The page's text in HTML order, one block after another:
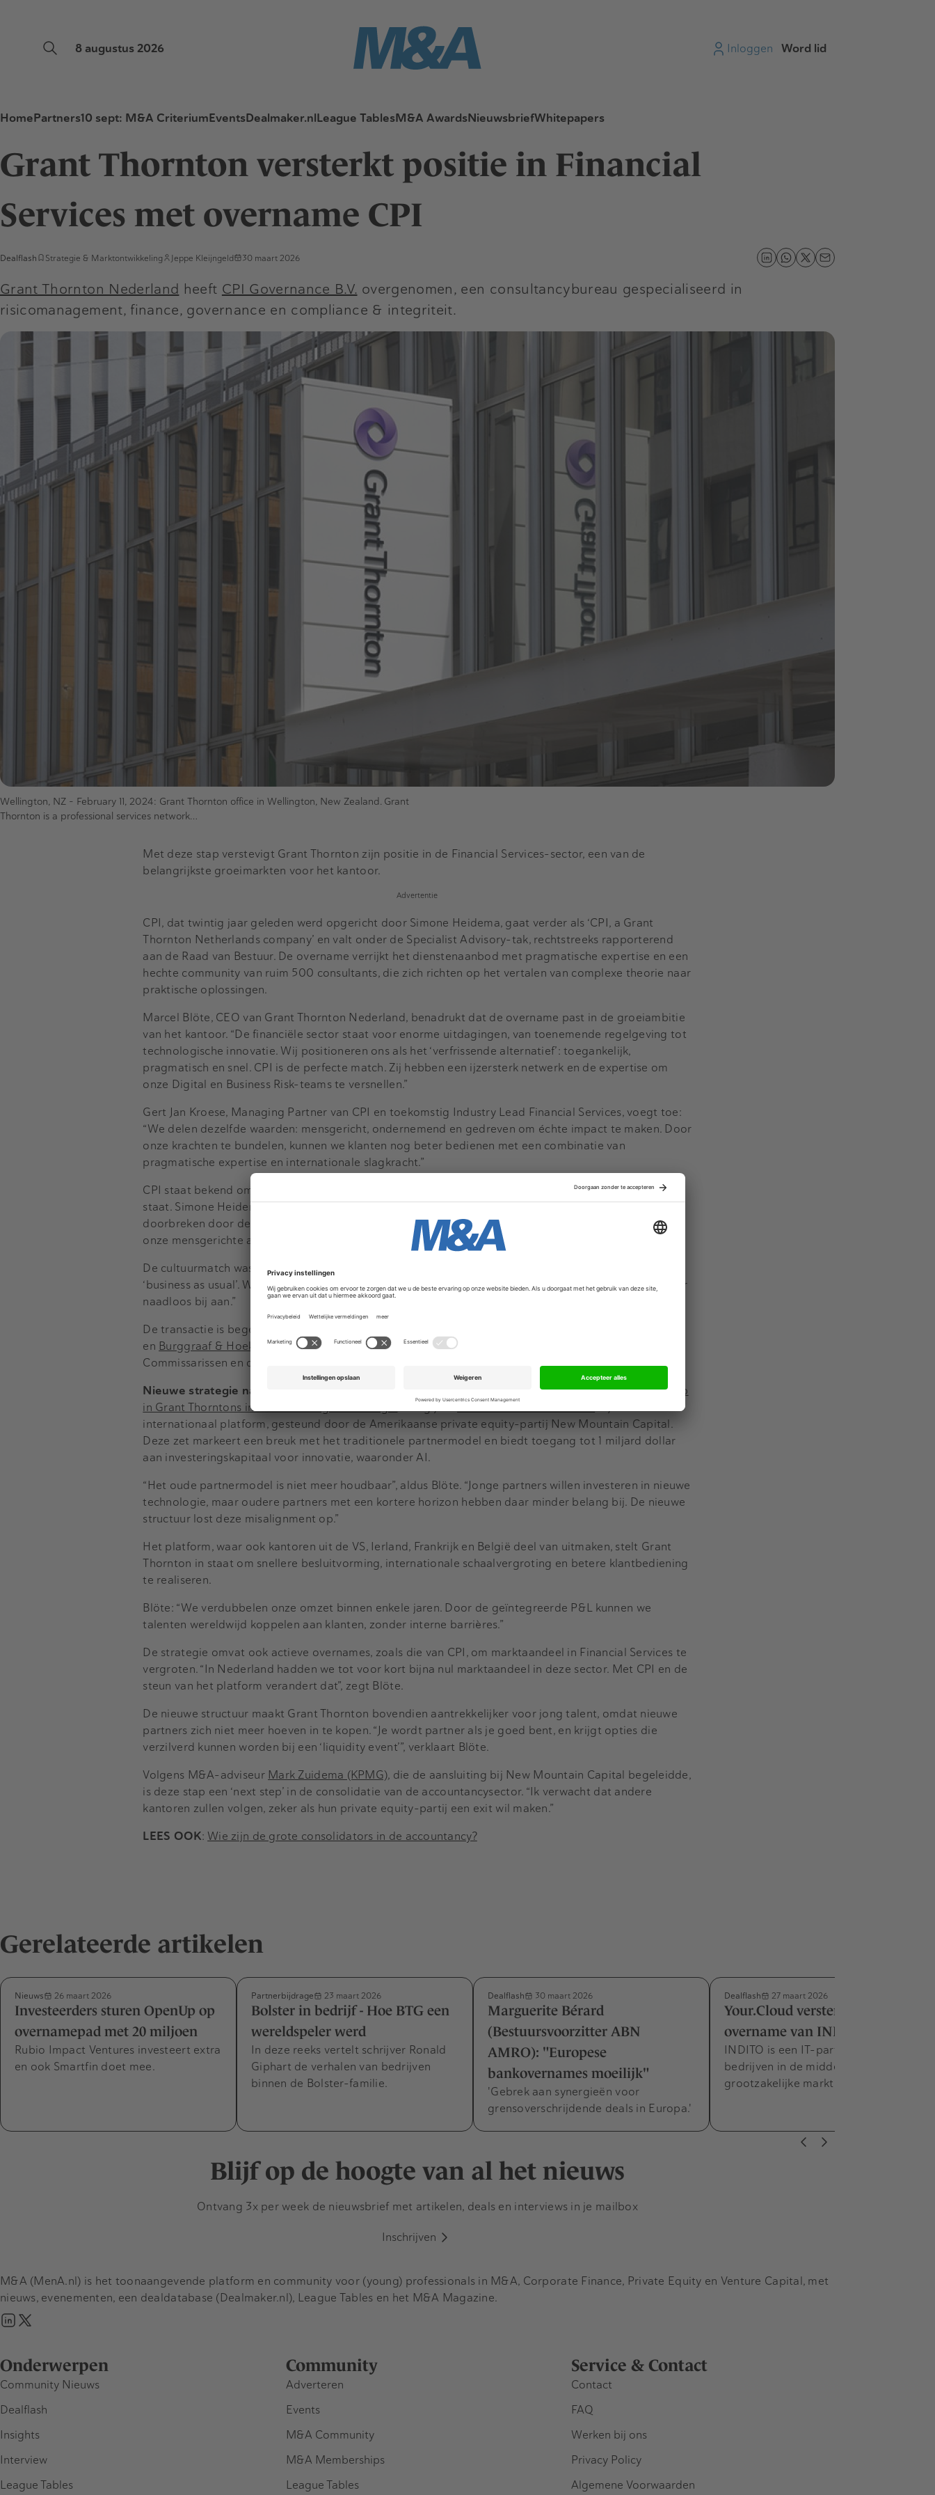
8 augustus 2026 Inloggen Word lid
HomePartners10 sept: M&A CriteriumEventsDealmaker.nlLeague TablesM&A AwardsNieuwsbriefWhitepapers
Grant Thornton versterkt positie in Financial
Services met overname CPI
Dealflash Strategie & Marktontwikkeling Jeppe Kleijngeld 30 maart 2026
Grant Thornton Nederland heeft CPI Governance B.V. overgenomen, een consultancybureau gespecialiseerd in
risicomanagement, finance, governance en compliance & integriteit.
Wellington, NZ - February 11, 2024: Grant Thornton office in Wellington, New Zealand. Grant
Thornton is a professional services network…
Met deze stap verstevigt Grant Thornton zijn positie in de Financial Services-sector, een van de
belangrijkste groeimarkten voor het kantoor.
Advertentie
CPI, dat twintig jaar geleden werd opgericht door Simone Heidema, gaat verder als ‘CPI, a Grant
Thornton Netherlands company’ en valt onder de Specialist Advisory-tak, rechtstreeks rapporterend
aan de Raad van Bestuur. De overname verrijkt het dienstenaanbod met pragmatische expertise en een
hechte community van ruim 500 consultants, die zich richten op het vertalen van complexe theorie naar
praktische oplossingen.
Marcel Blöte, CEO van Grant Thornton Nederland, benadrukt dat de overname past in de groeiambitie
van het kantoor. “De financiële sector staat voor enorme uitdagingen, van toenemende regelgeving tot
technologische innovatie. Wij positioneren ons als het ‘verfrissende alternatief’: toegankelijk,
pragmatisch en snel. CPI is de perfecte match. Zij hebben een ijzersterk netwerk en de expertise om
onze Digital en Business Risk-teams te versnellen.”
Gert Jan Kroese, Managing Partner van CPI en toekomstig Industry Lead Financial Services, voegt toe:
“We delen dezelfde waarden: mensgericht, ondernemend en gedreven om échte impact te maken. Door
onze krachten te bundelen, kunnen we klanten nog beter bedienen met een combinatie van
pragmatische expertise en internationale slagkracht.”
CPI staat bekend om zijn ‘Kracht van Écht’-filosofie, waarbij oprechte aandacht voor mensen centraal
staat. Simone Heidema, founder van CPI: “Toen ik CPI oprichtte, wilde ik de traditionele consultancy
doorbreken door de mens weer centraal te stellen. Deze stap biedt een fantastisch nieuw podium om
onze mensgerichte aanpak op grote schaal te versnellen.”
De cultuurmatch was volgens Blöte een cruciale factor: “Bij Grant Thornton gaan we verder dan
‘business as usual’. We zoeken andere perspectieven om tot betere oplossingen te komen. CPI sluit hier
naadloos bij aan.”
De transactie is begeleid door
en Burggraaf & Hoekstra(juridische advisering). De overname is goedgekeurd door de Raad van
Commissarissen en de ondernemingsraad van Grant Thornton Nederland.
Nieuwe strategie na aansluiting bij internationaal platform
De overname van CPI isde nieuwste stap
in Grant Thorntons internationale groeistrategie
. Vorig jaar sloot het kantoor zich aan
internationaal platform, gesteund door de Amerikaanse private equity-partij New Mountain Capital.
Deze zet markeert een breuk met het traditionele partnermodel en biedt toegang tot 1 miljard dollar
aan investeringskapitaal voor innovatie, waaronder AI.
“Het oude partnermodel is niet meer houdbaar”, aldus Blöte. “Jonge partners willen investeren in nieuwe
technologie, maar oudere partners met een kortere horizon hebben daar minder belang bij. De nieuwe
structuur lost deze misalignment op.”
Het platform, waar ook kantoren uit de VS, Ierland, Frankrijk en België deel van uitmaken, stelt Grant
Thornton in staat om snellere besluitvorming, internationale schaalvergroting en betere klantbediening
te realiseren.
Blöte: “We verdubbelen onze omzet binnen enkele jaren. Door de geïntegreerde P&L kunnen we
talenten wereldwijd koppelen aan klanten, zonder interne barrières.”
De strategie omvat ook actieve overnames, zoals die van CPI, om marktaandeel in Financial Services te
vergroten. “In Nederland hadden we tot voor kort bijna nul marktaandeel in deze sector. Met CPI en de
steun van het platform verandert dat”, zegt Blöte.
De nieuwe structuur maakt Grant Thornton bovendien aantrekkelijker voor jong talent, omdat nieuwe
partners zich niet meer hoeven in te kopen. “Je wordt partner als je goed bent, en krijgt opties die
verzilverd kunnen worden bij een ‘liquidity event’”, verklaart Blöte.
Volgens M&A-adviseur Mark Zuidema (KPMG), die de aansluiting bij New Mountain Capital begeleidde,
is deze stap een ‘next step’ in de consolidatie van de accountancysector. “Ik verwacht dat andere
kantoren zullen volgen, zeker als hun private equity-partij een exit wil maken.”
LEES OOK: Wie zijn de grote consolidators in de accountancy?
Gerelateerde artikelen
Nieuws 26 maart 2026
Investeerders sturen OpenUp op
overnamepad met 20 miljoen
Rubio Impact Ventures investeert extra
en ook Smartfin doet mee.
Partnerbijdrage 23 maart 2026
Bolster in bedrijf - Hoe BTG een
wereldspeler werd
In deze reeks vertelt schrijver Ronald
Giphart de verhalen van bedrijven
binnen de Bolster-familie.
Dealflash 30 maart 2026
Marguerite Bérard
(Bestuursvoorzitter ABN
AMRO): "Europese
bankovernames moeilijk"
'Gebrek aan synergieën voor
grensoverschrijdende deals in Europa.'
Dealflash 27 maart 2026
Your.Cloud versterkt positie met
overname van INDITO
INDITO is een IT-partner voor
bedrijven in de midden- en
grootzakelijke markt.
Blijf op de hoogte van al het nieuws
Ontvang 3x per week de nieuwsbrief met artikelen, deals en interviews in je mailbox
Inschrijven
Onderwerpen
Community Nieuws
Dealflash
Insights
Interview
League Tables
Community
Adverteren
Events
M&A Community
M&A Memberships
League Tables
Service & Contact
Contact
FAQ
Werken bij ons
Privacy Policy
Algemene Voorwaarden
M&A (MenA.nl) is het toonaangevende platform en community voor (young) professionals in M&A, Corporate Finance, Private Equity en Venture Capital, met
nieuws, evenementen, een dealdatabase (Dealmaker.nl), League Tables en het M&A Magazine.